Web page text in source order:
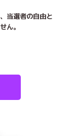
当選者の自由と
ん。